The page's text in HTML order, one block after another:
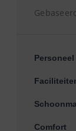
Personeel
Comfort